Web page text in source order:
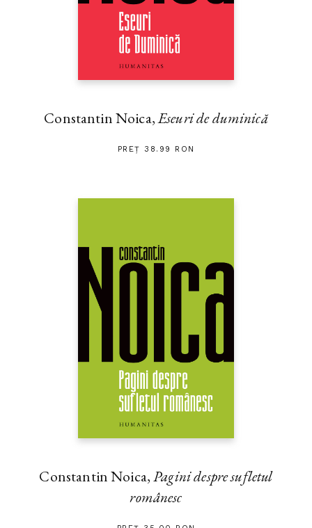
Constantin Noica,Eseuri de duminică
PREȚ 38.99 RON
Constantin Noica,Pagini despre sufletul
românesc